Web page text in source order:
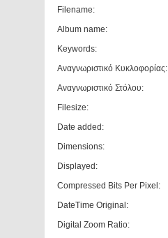
Filename:
Album name:
Keywords:
Αναγνωριστικό Κυκλοφορίας:
Αναγνωριστικό Στόλου:
Filesize:
Date added:
Dimensions:
Displayed:
Compressed Bits Per Pixel:
DateTime Original:
Digital Zoom Ratio: